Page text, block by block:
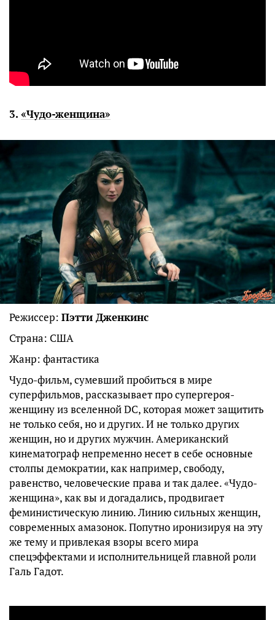
3. «Чудо-женщина»
Режиссер: Пэтти Дженкинс
Страна: США
Жанр: фантастика
Чудо-фильм, сумевший пробиться в мире
суперфильмов, рассказывает про супергероя-
женщину из вселенной DC, которая может защитить
не только себя, но и других. И не только других
женщин, но и других мужчин. Американский
кинематограф непременно несет в себе основные
столпы демократии, как например, свободу,
равенство, человеческие права и так далее. «Чудо-
женщина», как вы и догадались, продвигает
феминистическую линию. Линию сильных женщин,
современных амазонок. Попутно иронизируя на эту
же тему и привлекая взоры всего мира
спецэффектами и исполнительницей главной роли
Галь Гадот.